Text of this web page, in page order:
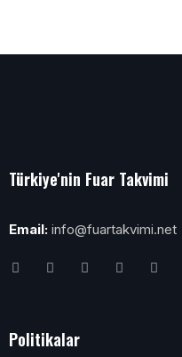
Türkiye'nin Fuar Takvimi
Email: info@fuartakvimi.net
Politikalar